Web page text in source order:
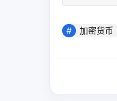
加密货币